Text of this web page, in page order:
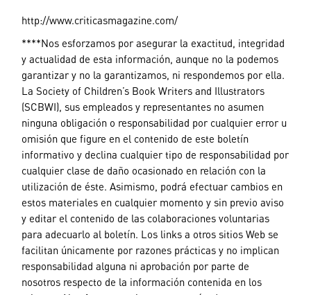
http://www.criticasmagazine.com/
****Nos esforzamos por asegurar la exactitud, integridad
y actualidad de esta información, aunque no la podemos
garantizar y no la garantizamos, ni respondemos por ella.
La Society of Children’s Book Writers and Illustrators
(SCBWI), sus empleados y representantes no asumen
ninguna obligación o responsabilidad por cualquier error u
omisión que figure en el contenido de este boletín
informativo y declina cualquier tipo de responsabilidad por
cualquier clase de daño ocasionado en relación con la
utilización de éste. Asimismo, podrá efectuar cambios en
estos materiales en cualquier momento y sin previo aviso
y editar el contenido de las colaboraciones voluntarias
para adecuarlo al boletín. Los links a otros sitios Web se
facilitan únicamente por razones prácticas y no implican
responsabilidad alguna ni aprobación por parte de
nosotros respecto de la información contenida en los